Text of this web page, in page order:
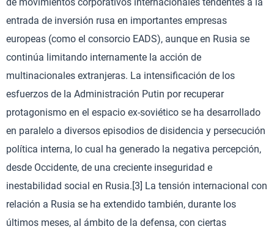
entrada de inversión rusa en importantes empresas
europeas (como el consorcio EADS), aunque en Rusia se
continúa limitando internamente la acción de
multinacionales extranjeras. La intensificación de los
esfuerzos de la Administración Putin por recuperar
protagonismo en el espacio ex-soviético se ha desarrollado
en paralelo a diversos episodios de disidencia y persecución
política interna, lo cual ha generado la negativa percepción,
desde Occidente, de una creciente inseguridad e
inestabilidad social en Rusia.[3] La tensión internacional con
relación a Rusia se ha extendido también, durante los
últimos meses, al ámbito de la defensa, con ciertas